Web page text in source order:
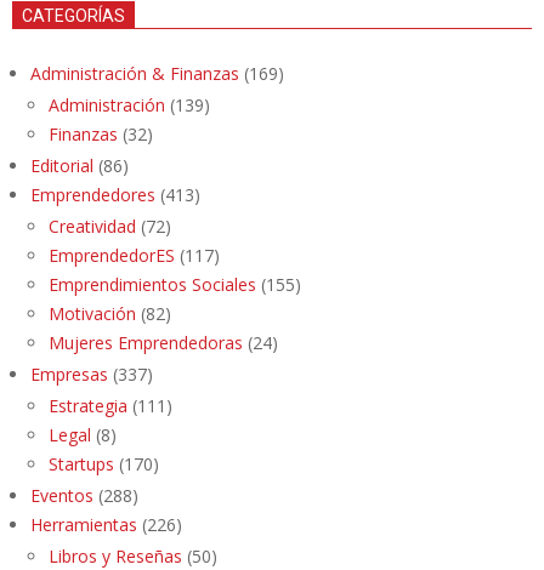
CATEGORÍAS
Administración & Finanzas (169)
Administración (139)
Finanzas (32)
Editorial (86)
Emprendedores (413)
Creatividad (72)
EmprendedorES (117)
Emprendimientos Sociales (155)
Motivación (82)
Mujeres Emprendedoras (24)
Empresas (337)
Estrategia (111)
Legal (8)
Startups (170)
Eventos (288)
Herramientas (226)
Libros y Reseñas (50)